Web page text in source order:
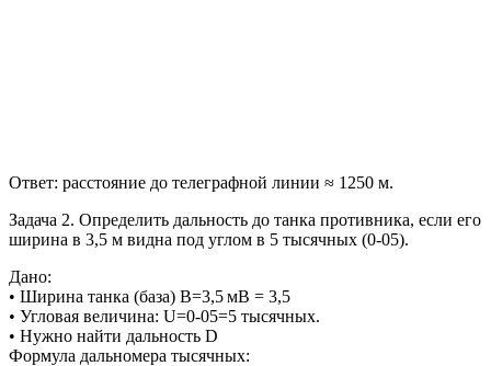
Ответ: расстояние до телеграфной линии ≈ 1250 м.
Задача 2. Определить дальность до танка противника, если его
ширина в 3,5 м видна под углом в 5 тысячных (0-05).
Дано:
• Ширина танка (база) B=3,5 мB = 3,5
• Угловая величина: U=0-05=5 тысячных.
• Нужно найти дальность D
Формула дальномера тысячных: